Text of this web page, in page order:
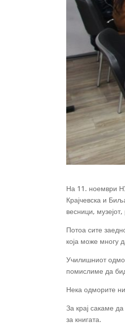
На 11. ноември
Крајчевска и
весници,
Потоа сите
која може многу
Училишниот
помислиме да
Нека одморите
За крај сакаме
за книгата.